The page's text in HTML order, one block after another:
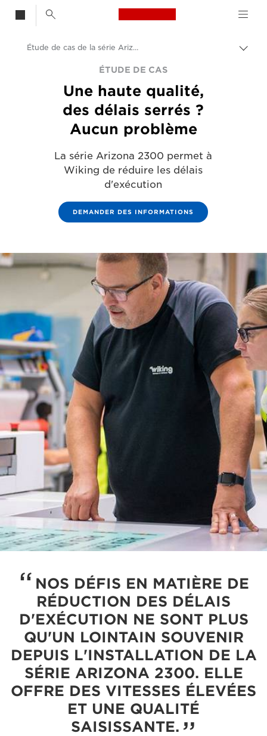
Canon Logo, back
Solutions et services
Evénements et témoignages
Études de cas
Étude de cas de la série Arizona 2300
ÉTUDE DE CAS
Une haute qualité,
des délais serrés ?
Aucun problème
La série Arizona 2300 permet à
Wiking de réduire les délais
d'exécution
DEMANDER DES INFORMATIONS
NOS DÉFIS EN MATIÈRE DE
RÉDUCTION DES DÉLAIS
D'EXÉCUTION NE SONT PLUS
QU'UN LOINTAIN SOUVENIR
DEPUIS L'INSTALLATION DE LA
SÉRIE ARIZONA 2300. ELLE
OFFRE DES VITESSES ÉLEVÉES
ET UNE QUALITÉ
SAISISSANTE.